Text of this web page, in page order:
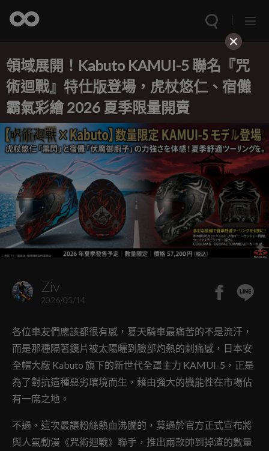
領域展開！Kabuto KAMUI-5 聯名『咒
術迴戰』特仕版登場，虎杖悠仁、宿儺
霸氣彩繪 2026 夏季限量開賣
Ziv
2026/05/14
各位車友們應該都很有感，夏天騎車最痛苦的不是流汗，
而是那種隔著鏡片被太陽曬到臉部灼熱的刺痛感，日本安
全帽大廠 Kabuto 旗下的新世代全罩主力 KAMUI-5，正是
為了對抗這種惡劣環境而生，藉由強大的機能性在市場佔
有一席之地。
不過，這次最讓粉絲熱血沸騰的，莫過於官方正式宣布將
與人氣動漫《咒術迴戰》聯手，推出兩款帥到掉渣的數量